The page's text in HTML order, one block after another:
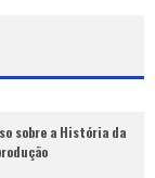
sobre a História da